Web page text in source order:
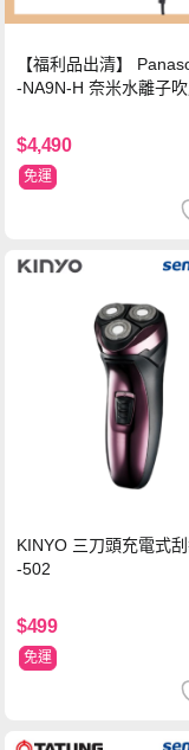
【福利品出清】
-NA9N-H 奈米水離子
$4,490
免運
KINYO 三刀頭充電式
-502
$499
免運